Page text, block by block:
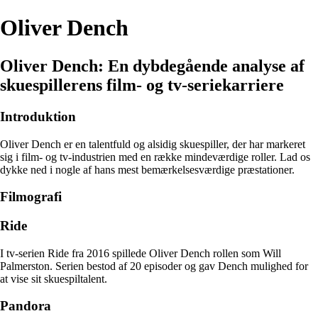
Oliver Dench
Oliver Dench: En dybdegående analyse af
skuespillerens film- og tv-seriekarriere
Introduktion
Oliver Dench er en talentfuld og alsidig skuespiller, der har markeret
sig i film- og tv-industrien med en række mindeværdige roller. Lad os
dykke ned i nogle af hans mest bemærkelsesværdige præstationer.
Filmografi
Ride
I tv-serien Ride fra 2016 spillede Oliver Dench rollen som Will
Palmerston. Serien bestod af 20 episoder og gav Dench mulighed for
at vise sit skuespiltalent.
Pandora